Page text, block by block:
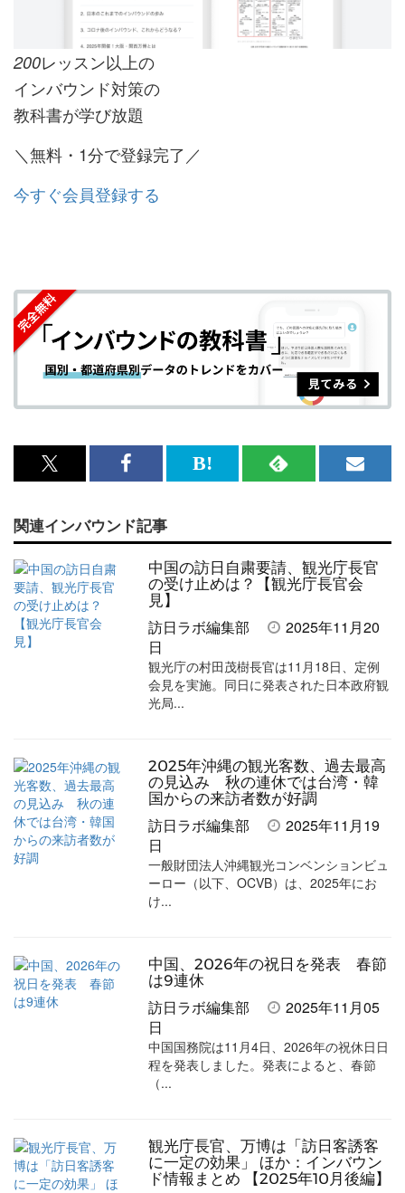
200レッスン以上の
インバウンド対策の
教科書が学び放題
＼無料・1分で登録完了／
今すぐ会員登録する
x<br>
記
事
を
シ
Facebook<br>
記
は
ブ
ッ
ク
マ
ー
ク
追
加
RSS
事
を
購
す
る
メ
ガ
登
録
す
る
関連インバウンド記事
中国の訪日自粛要請、観光庁長官
の受け止めは？【観光庁長官会
見】
訪日ラボ編集部
2025年11月20
日
観光庁の村田茂樹長官は11月18日、定例
会見を実施。同日に発表された日本政府観
光局...
2025年沖縄の観光客数、過去最高
の見込み 秋の連休では台湾・韓
国からの来訪者数が好調
訪日ラボ編集部
2025年11月19
日
一般財団法人沖縄観光コンベンションビュ
ーロー（以下、OCVB）は、2025年にお
け...
中国、2026年の祝日を発表 春節
は9連休
訪日ラボ編集部
2025年11月05
日
中国国務院は11月4日、2026年の祝休日日
程を発表しました。発表によると、春節
（...
観光庁長官、万博は「訪日客誘客
に一定の効果」 ほか：インバウン
ド情報まとめ 【2025年10月後編】